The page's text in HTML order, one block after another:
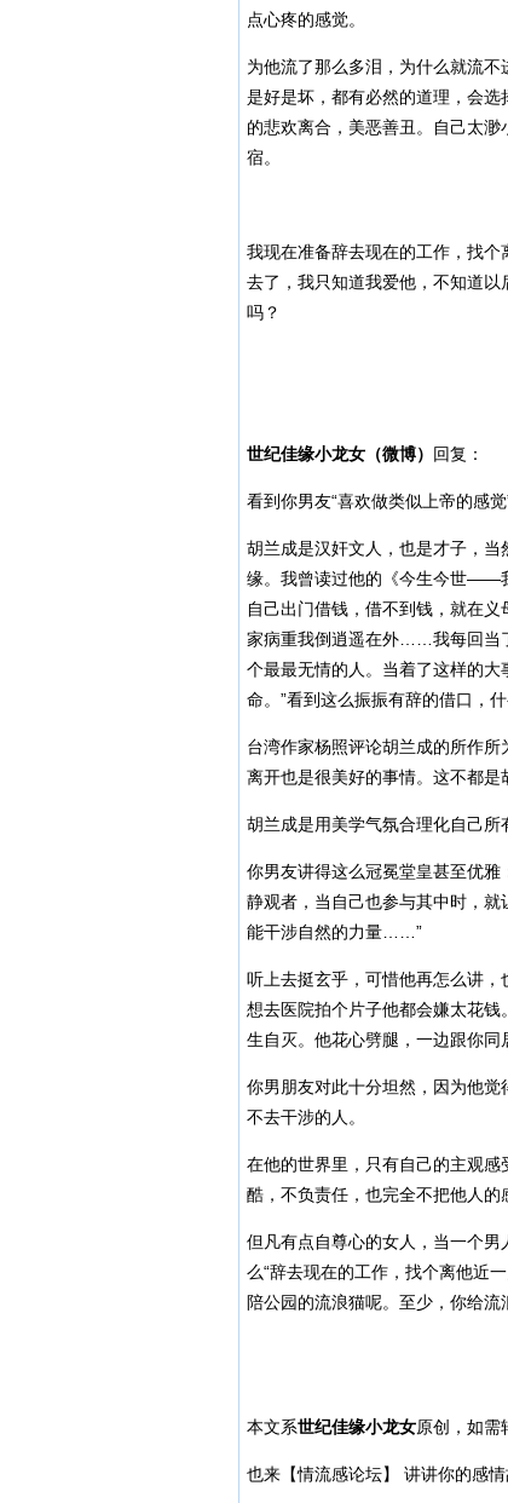
点心疼的感觉。
为他流了那么多泪，为什么就流
是好是坏，都有必然的道理，会
的悲欢离合，美恶善丑。自己太
宿。
我现在准备辞去现在的工作，找
去了，我只知道我爱他，不知道
吗？
世纪佳缘小龙女（微博） 回复：
看到你男友“喜欢做类似上帝的感
胡兰成是汉奸文人，也是才子，
缘。我曾读过他的《今生今世——
自己出门借钱，借不到钱，就在
家病重我倒逍遥在外……我每回当
个最最无情的人。当着了这样的
命。”看到这么振振有辞的借口，
台湾作家杨照评论胡兰成的所作
离开也是很美好的事情。这不都是
胡兰成是用美学气氛合理化自己所
你男友讲得这么冠冕堂皇甚至优
静观者，当自己也参与其中时，
能干涉自然的力量……”
听上去挺玄乎，可惜他再怎么讲
想去医院拍个片子他都会嫌太花
生自灭。他花心劈腿，一边跟你同
你男朋友对此十分坦然，因为他觉
不去干涉的人。
在他的世界里，只有自己的主观
酷，不负责任，也完全不把他人的
但凡有点自尊心的女人，当一个
么“辞去现在的工作，找个离他近
陪公园的流浪猫呢。至少，你给流
本文系世纪佳缘小龙女原创，如需
也来【情流感论坛】 讲讲你的感